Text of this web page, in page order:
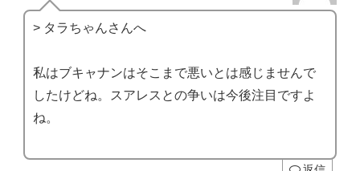
> タラちゃんさんへ
私はブキャナンはそこまで悪いとは感じませんで
したけどね。スアレスとの争いは今後注目ですよ
ね。